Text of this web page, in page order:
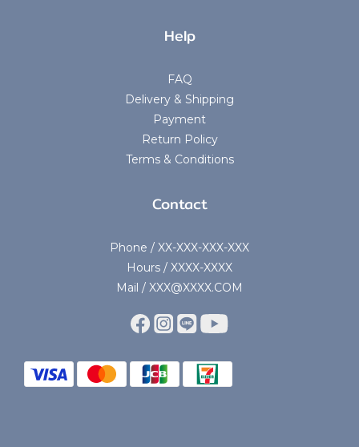
Help
FAQ
Delivery & Shipping
Payment
Return Policy
Terms & Conditions
Contact
Phone / XX-XXX-XXX-XXX
Hours / XXXX-XXXX
Mail / XXX@XXXX.COM